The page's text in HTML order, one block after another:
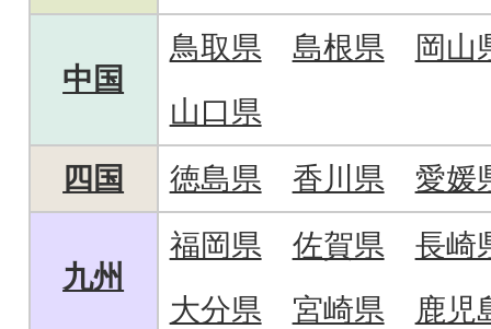
中国
鳥取県 島根県
岡山
山口県
四国
徳島県 香川県 愛媛
九州
福岡県 佐賀県
長崎
大分県
宮崎県
鹿児